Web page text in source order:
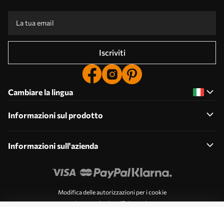
Iscriviti
Cambiare la lingua
Informazioni sul prodotto
Informazioni sull'azienda
Modifica delle autorizzazioni per i cookie
Impostazioni notifiche push